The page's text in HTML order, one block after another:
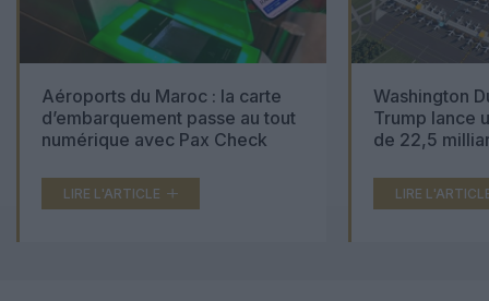
Aéroports du Maroc : la carte
d’embarquement passe au tout
numérique avec Pax Check
LIRE L'ARTICLE
Washington
Trump lance
de 22,5
LIRE